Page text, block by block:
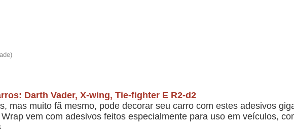
Darth Vader, X-wing, Tie-fighter E R2-d2
mas muito fã mesmo, pode decorar seu carro com estes adesivos
vem com adesivos feitos especialmente para uso em veículos,